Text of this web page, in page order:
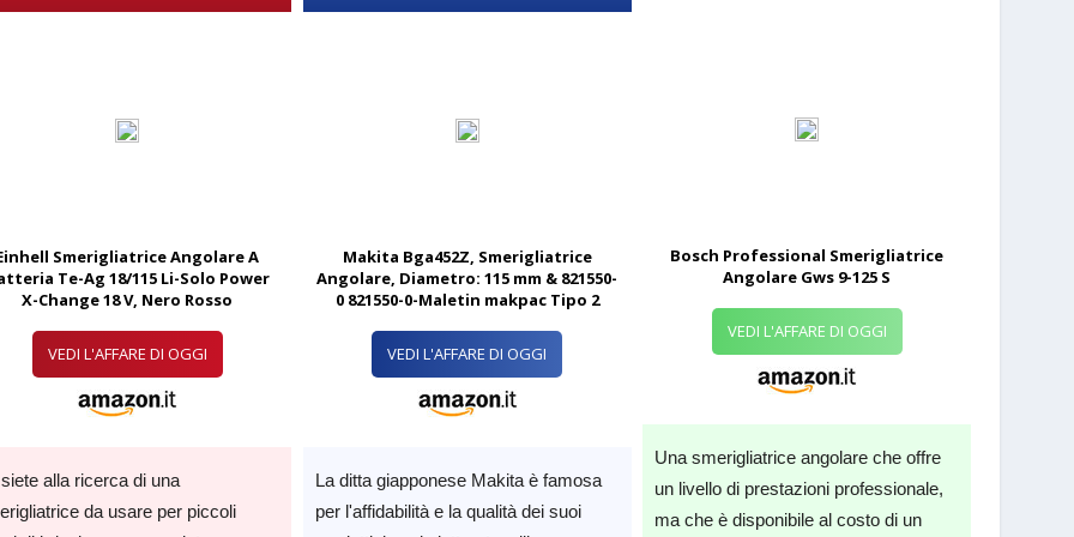
Smerigliatrice Angolare A
Te-Ag 18/115 Li-Solo Power
X-Change 18 V, Nero Rosso
VEDI L'AFFARE DI OGGI
alla ricerca di una
da usare per piccoli
Makita Bga452Z, Smerigliatrice
Angolare, Diametro: 115 mm & 821550-
0 821550-0-Maletin makpac Tipo 2
VEDI L'AFFARE DI OGGI
La ditta giapponese Makita è famosa
per l'affidabilità e la qualità dei suoi
Bosch Professional Smerigliatrice
Angolare Gws 9-125 S
VEDI L'AFFARE DI OGGI
Una smerigliatrice angolare che offre
un livello di prestazioni professionale,
ma che è disponibile al costo di un